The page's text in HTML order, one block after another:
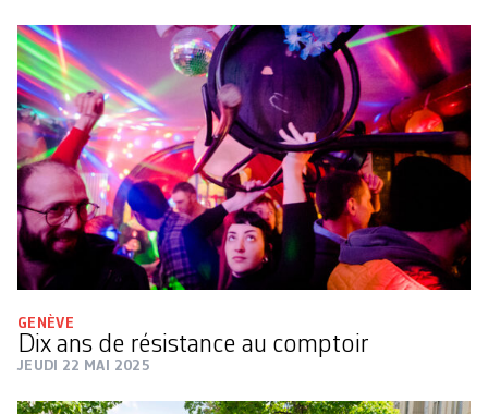
GENÈVE
Dix ans de résistance au comptoir
JEUDI 22 MAI 2025